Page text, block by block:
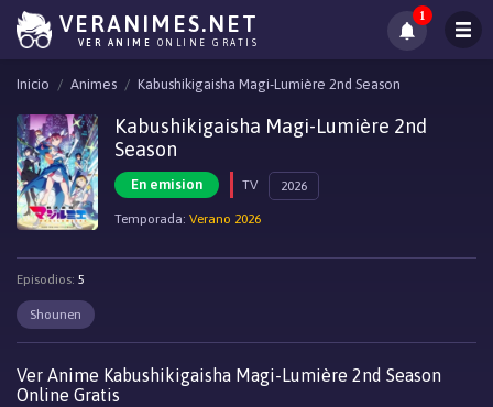
VERANIMES.NET
VER ANIME ONLINE GRATIS
1
Inicio Animes Kabushikigaisha Magi-Lumière 2nd Season
Kabushikigaisha Magi-Lumière 2nd
Season
En emision TV 2026
Temporada: Verano 2026
Episodios: 5
Shounen
Ver Anime Kabushikigaisha Magi-Lumière 2nd Season
Online Gratis